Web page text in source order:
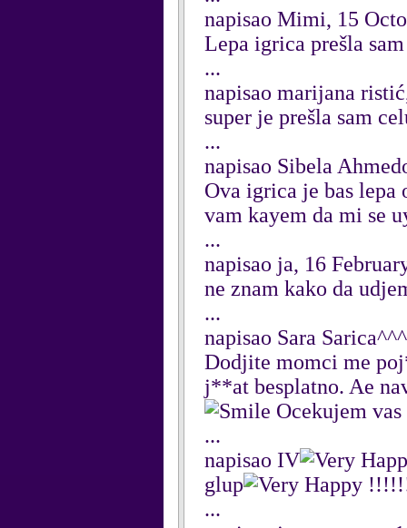
napisao Mimi, 15
Lepa igrica prešla
...
napisao marijana
super je prešla sam
...
napisao Sibela
Ova igrica je bas lepa
vam kayem da mi se
...
napisao ja, 16
ne znam kako da
...
napisao Sara
Dodjite momci me
j**at besplatno. Ae
Ocekujem vas
...
napisao IV
glup
...